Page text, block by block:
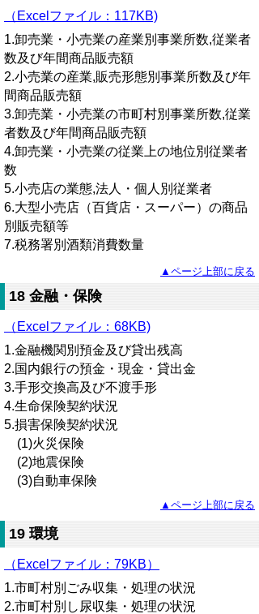
（Excelファイル ： 117KB)
1.卸売業・小売業の産業別事業所数,従業者
数及び年間商品販売額
2.小売業の産業,販売形態別事業所数及び年
間商品販売額
3.卸売業・小売業の市町村別事業所数,従業
者数及び年間商品販売額
4.卸売業・小売業の従業上の地位別従業者
数
5.小売店の業態,法人・個人別従業者
6.大型小売店（百貨店・スーパー）の商品
別販売額等
7.税務署別酒類消費数量
▲ページ上部に戻る
18 金融・保険
（Excelファイル：68KB)
1.金融機関別預金及び貸出残高
2.国内銀行の預金・現金・貸出金
3.手形交換高及び不渡手形
4.生命保険契約状況
5.損害保険契約状況
(1)火災保険
(2)地震保険
(3)自動車保険
▲ページ上部に戻る
19 環境
（Excelファイル：79KB）
1.市町村別ごみ収集・処理の状況
2.市町村別し尿収集・処理の状況